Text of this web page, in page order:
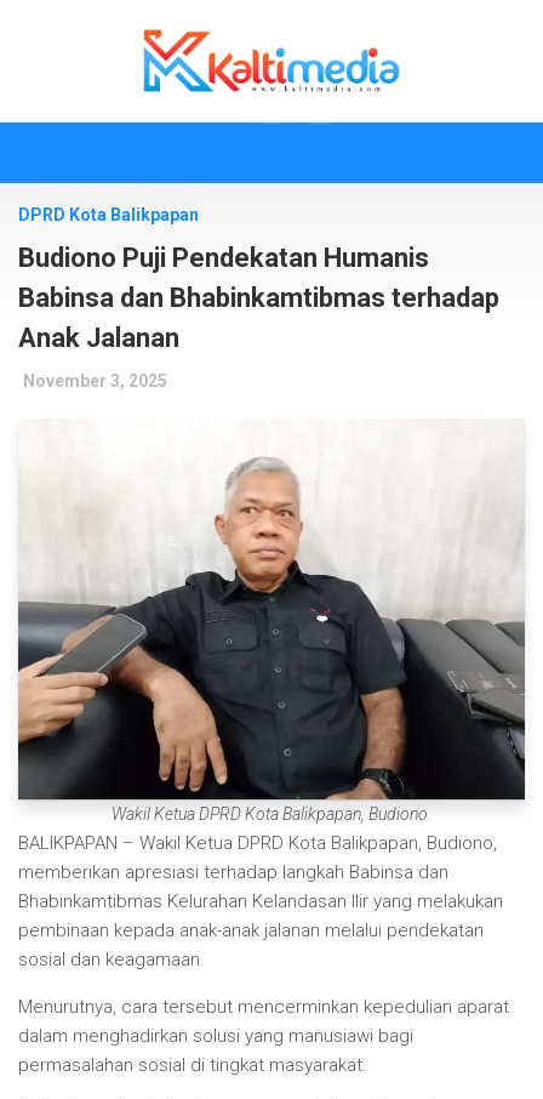
DPRD Kota Balikpapan
Budiono Puji Pendekatan Humanis
Babinsa dan Bhabinkamtibmas terhadap
Anak Jalanan
November 3, 2025
Wakil Ketua DPRD Kota Balikpapan, Budiono.
BALIKPAPAN – Wakil Ketua DPRD Kota Balikpapan, Budiono,
memberikan apresiasi terhadap langkah Babinsa dan
Bhabinkamtibmas Kelurahan Kelandasan Ilir yang melakukan
pembinaan kepada anak-anak jalanan melalui pendekatan
sosial dan keagamaan.
Menurutnya, cara tersebut mencerminkan kepedulian aparat
dalam menghadirkan solusi yang manusiawi bagi
permasalahan sosial di tingkat masyarakat.